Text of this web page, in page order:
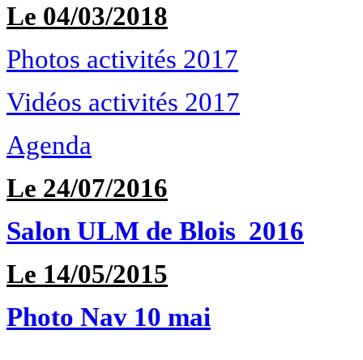
Le 04/03/2018
Photos activités 2017
Vidéos activités 2017
Agenda
Le 24/07/2016
Salon ULM de Blois 2016
Le 14/05/2015
Photo Nav 10 mai